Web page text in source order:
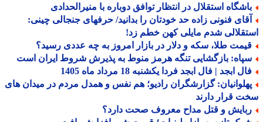
استقلال در انتظار توافق دوباره با منیرالحدادی
فنونی زاده حد خودتان را بدانید/ حرفهای جنجالی چینی:
شدم مایلی کهن خطم زد!
طلا، سکه و دلار در بازار امروز به چه عددی رسید؟
بازگشایی تنگه هرمز منوط به پذیرش شروط ایران است
ابجد | فال ابجد فردا یکشنبه 18 مرداد ماه 1405
گزارشگران رادیو؛ هم نفس و همدل مردم در میدان های
قرار دارند
و قتل مداح معروف صحت دارد؟